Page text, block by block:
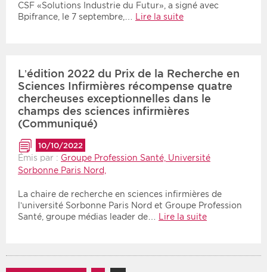
CSF «Solutions Industrie du Futur», a signé avec
Bpifrance, le 7 septembre,…
Lire la suite
L’édition 2022 du Prix de la Recherche en
Sciences Infirmières récompense quatre
chercheuses exceptionnelles dans le
champs des sciences infirmières
(Communiqué)
10/10/2022
Émis par : Groupe Profession Santé, Université
Sorbonne Paris Nord,
La chaire de recherche en sciences infirmières de
l’université Sorbonne Paris Nord et Groupe Profession
Santé, groupe médias leader de… Lire la suite